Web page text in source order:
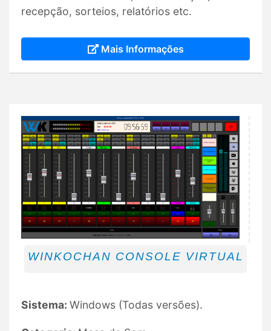
recepção, sorteios, relatórios etc.
Mais Informações
WINKOCHAN CONSOLE VIRTUAL
Sistema: Windows (Todas versões).